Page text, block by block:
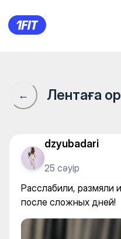
Massage
← Лентаға
dzyubadari
25 сәуір
Расслабили, размяли
после сложных дней!